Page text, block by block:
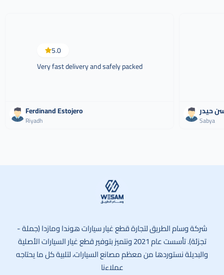
5.0
Very fast delivery and safely packed
Ferdinand Estojero
Riyadh
حيدر
Sabya
شركة وسام الطريق لتجارة قطع غيار سيارات هوندا ومازدا (جملة -
تجزئة). تأسست عام 2021 ونتميز بتوفير قطع غيار السيارات الأصلية
والبديلة نستوردها من معظم مصانع السيارات، لتلبية كل ما يحتاجه
عملاءنا